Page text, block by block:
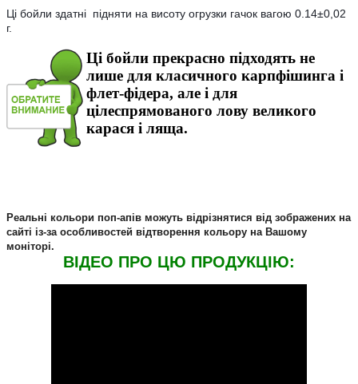
Ці бойли здатні підняти на висоту огрузки гачок вагою 0.14±0,02
г.
Ці бойли прекрасно підходять не
лише для класичного карпфiшинга і
флет-фiдера, але і для
цілеспрямованого лову великого
карася і ляща.
Реальні кольори поп-апiв можуть відрізнятися від зображених на
сайті із-за особливостей відтворення кольору на Вашому
моніторі.
ВIДЕО ПРО ЦЮ ПРОДУКЦIЮ: